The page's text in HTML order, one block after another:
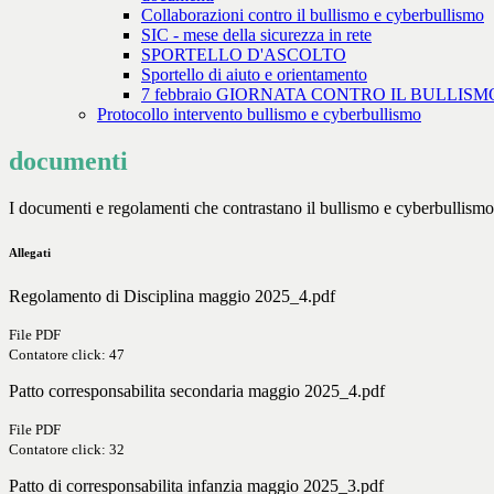
Collaborazioni contro il bullismo e cyberbullismo
SIC - mese della sicurezza in rete
SPORTELLO D'ASCOLTO
Sportello di aiuto e orientamento
7 febbraio GIORNATA CONTRO IL
Protocollo intervento bullismo e cyberbullismo
documenti
I documenti e regolamenti che contrastano il bullismo e
Allegati
Regolamento di Disciplina maggio 2025_4.pdf
File PDF
Contatore click: 47
Patto corresponsabilita secondaria maggio 2025_4.pdf
File PDF
Contatore click: 32
Patto di corresponsabilita infanzia maggio 2025_3.pdf